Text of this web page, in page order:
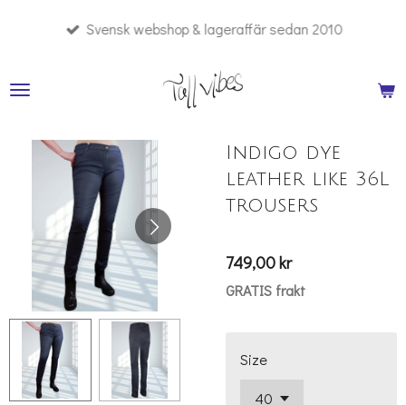
Svensk webshop & lageraffär sedan 2010
Indigo dye
leather like 36L
trousers
749,00 kr
GRATIS frakt
Size